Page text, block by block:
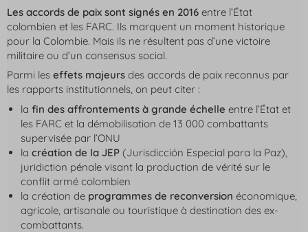
Les accords de paix sont signés en 2016 entre l’État
colombien et les FARC. Ils marquent un moment historique
pour la Colombie. Mais ils ne résultent pas d’une victoire
militaire ou d’un consensus social.
Parmi les effets majeurs des accords de paix reconnus par
les rapports institutionnels, on peut citer :
la fin des affrontements à grande échelle entre l’État et
les FARC et la démobilisation de 13 000 combattants
supervisée par l’ONU
la création de la JEP (Jurisdicción Especial para la Paz),
juridiction pénale visant la production de vérité sur le
conflit armé colombien
la création de programmes de reconversion économique,
agricole, artisanale ou touristique à destination des ex-
combattants.